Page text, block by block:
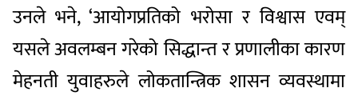
उनले भने, ‘आयोगप्रतिको भरोसा र विश्वास एवम्
यसले अवलम्बन गरेको सिद्धान्त र प्रणालीका कारण
मेहनती युवाहरुले लोकतान्त्रिक शासन व्यवस्थामा